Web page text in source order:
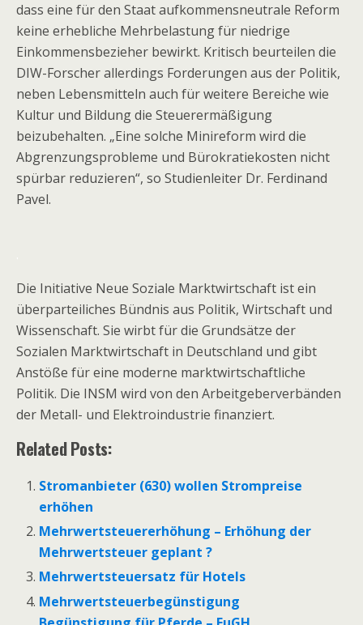
dass eine für den Staat aufkommensneutrale Reform
keine erhebliche Mehrbelastung für niedrige
Einkommensbezieher bewirkt. Kritisch beurteilen die
DIW-Forscher allerdings Forderungen aus der Politik,
neben Lebensmitteln auch für weitere Bereiche wie
Kultur und Bildung die Steuerermäßigung
beizubehalten. „Eine solche Minireform wird die
Abgrenzungsprobleme und Bürokratiekosten nicht
spürbar reduzieren“, so Studienleiter Dr. Ferdinand
Pavel.
Die Initiative Neue Soziale Marktwirtschaft ist ein
überparteiliches Bündnis aus Politik, Wirtschaft und
Wissenschaft. Sie wirbt für die Grundsätze der
Sozialen Marktwirtschaft in Deutschland und gibt
Anstöße für eine moderne marktwirtschaftliche
Politik. Die INSM wird von den Arbeitgeberverbänden
der Metall- und Elektroindustrie finanziert.
Related Posts:
Stromanbieter (630) wollen Strompreise
erhöhen
Mehrwertsteuererhöhung – Erhöhung der
Mehrwertsteuer geplant ?
Mehrwertsteuersatz für Hotels
Mehrwertsteuerbegünstigung